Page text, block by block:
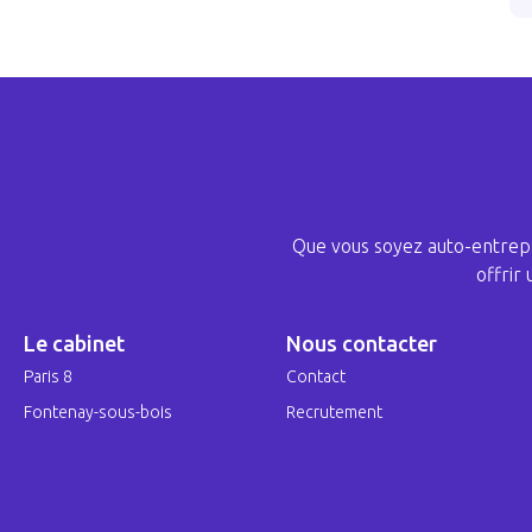
Que vous soyez auto-
offrir
Le cabinet
Paris 8
Fontenay-sous-bois
Nous contacter
Contact
Recrutement